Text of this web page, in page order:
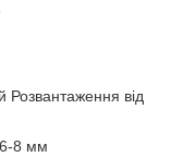
Розвантаження від
6-8 мм